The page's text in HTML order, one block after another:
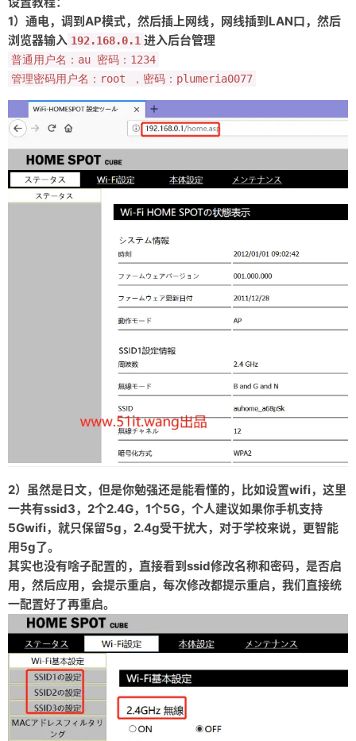
1）通电，调到AP模式，然后插上网线，网线插到LAN口，然后
浏览器输入 192.168.0.1 进入后台管理
普通用户名：au 密码：1234
管理密码用户名：root ，密码：plumeria0077
2）虽然是日文，但是你勉强还是能看懂的，比如设置wifi，这里
一共有ssid3，2个2.4G，1个5G，个人建议如果你手机支持
5Gwifi，就只保留5g，2.4g受干扰大，对于学校来说，更智能
用5g了。
其实也没有啥子配置的，直接看到ssid修改名称和密码，是否启
用，然后应用，会提示重启，每次修改都提示重启，我们直接统
一配置好了再重启。